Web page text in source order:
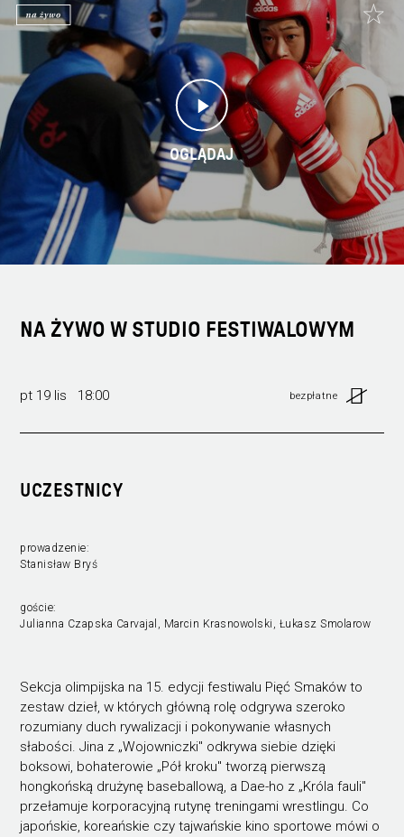
OGLĄDAJ
NA ŻYWO W STUDIO FESTIWALOWYM
pt 19 lis 18:00 bezpłatne
UCZESTNICY
prowadzenie:
Stanisław Bryś
goście:
Julianna Czapska Carvajal, Marcin Krasnowolski, Łukasz Smolarow
Sekcja olimpijska na 15. edycji festiwalu Pięć Smaków to
zestaw dzieł, w których główną rolę odgrywa szeroko
rozumiany duch rywalizacji i pokonywanie własnych
słabości. Jina z „Wojowniczki" odkrywa siebie dzięki
boksowi, bohaterowie „Pół kroku" tworzą pierwszą
hongkońską drużynę baseballową, a Dae-ho z „Króla fauli"
przełamuje korporacyjną rutynę treningami wrestlingu. Co
japońskie, koreańskie czy tajwańskie kino sportowe mówi o